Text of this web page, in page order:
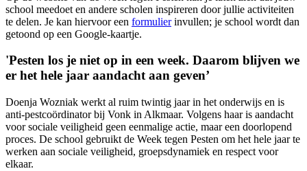
school meedoet en andere scholen inspireren door jullie activiteiten
te delen. Je kan hiervoor een formulierinvullen; je school wordt dan
getoond op een Google-kaartje.
'Pesten los je niet op in een week. Daarom blijven we
er het hele jaar aandacht aan geven’
Doenja Wozniak werkt al ruim twintig jaar in het onderwijs en is
anti-pestcoördinator bij Vonk in Alkmaar. Volgens haar is aandacht
voor sociale veiligheid geen eenmalige actie, maar een doorlopend
proces. De school gebruikt de Week tegen Pesten om het hele jaar te
werken aan sociale veiligheid, groepsdynamiek en respect voor
elkaar.